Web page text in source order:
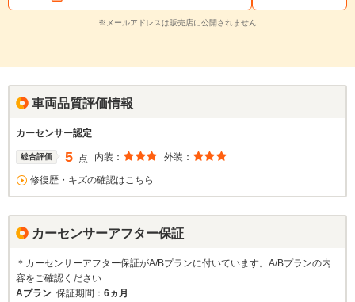
※メールアドレスは販売店に公開されません
車両品質評価情報
カーセンサー認定
総合評価 5 点 内装： 外装：
修復歴・キズの確認はこちら
カーセンサーアフター保証
＊カーセンサーアフター保証がA/Bプランに付いています。A/Bプランの内
容をご確認ください
Aプラン 保証期間： 6ヵ月